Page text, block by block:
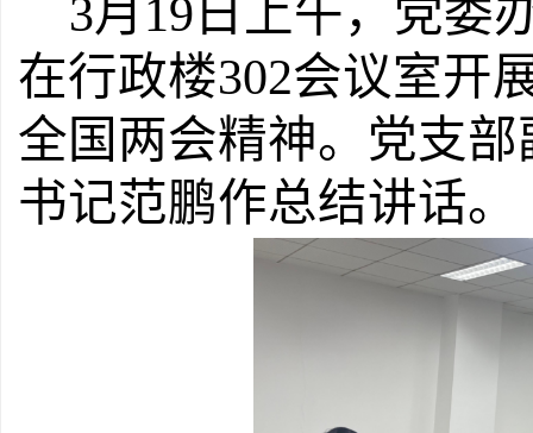
3月19日上午，党委
在行政楼302会议室开
全国两会精神。党支
书记范鹏作总结讲话。